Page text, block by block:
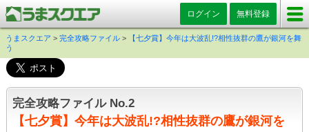
ログイン 無料登録
うまスクエア > 完全攻略ファイル >
【七夕賞】今年は大波乱!?相性抜群の鷹が銀河を舞
う
完全攻略ファイル No.2
【七夕賞】今年は大波乱!?相性抜群の鷹が銀河を